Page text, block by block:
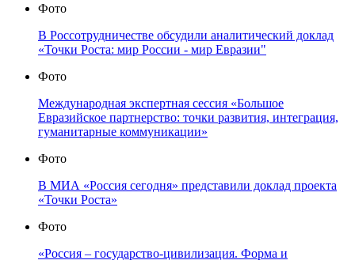
Фото
В Россотрудничестве обсудили аналитический доклад
«Точки Роста: мир России - мир Евразии"
Фото
Международная экспертная сессия «Большое
Евразийское партнерство: точки развития, интеграция,
гуманитарные коммуникации»
Фото
В МИА «Россия сегодня» представили доклад проекта
«Точки Роста»
Фото
«Россия – государство-цивилизация. Форма и